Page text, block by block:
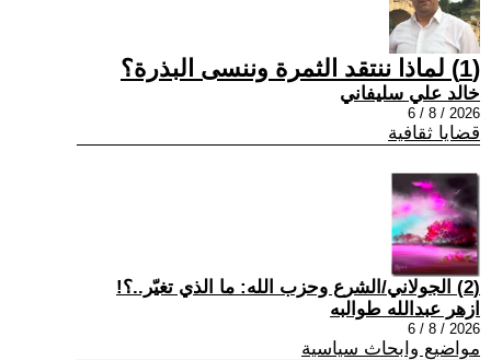
(1) لماذا ننتقد الثمرة وننسى البذرة؟
خالد علي سليفاني
2026 / 8 / 6
قضايا ثقافية
(2) الجولاني/الشرع وحزب الله: ما الذي تغيّر..؟!
ازهر عبدالله طوالبه
2026 / 8 / 6
مواضيع وابحاث سياسية